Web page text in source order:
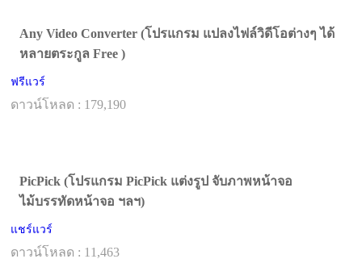
Any Video Converter (โปรแกรม แปลงไฟล์วิดีโอต่างๆ ได้
หลายตระกูล Free )
ฟรีแวร์
ดาวน์โหลด : 179,190
PicPick (โปรแกรม PicPick แต่งรูป จับภาพหน้าจอ
ไม้บรรทัดหน้าจอ ฯลฯ)
แชร์แวร์
ดาวน์โหลด : 11,463